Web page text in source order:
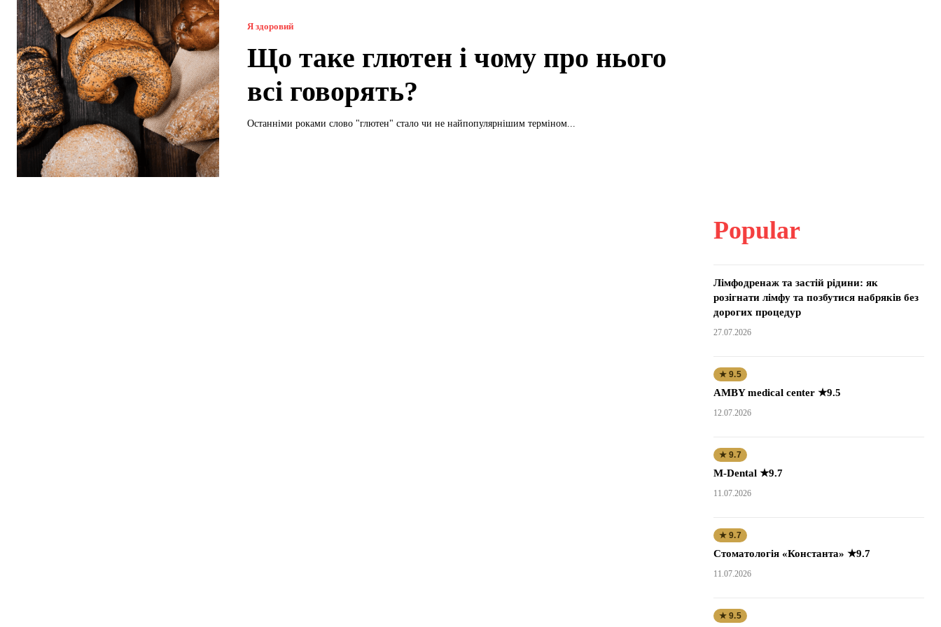
Я здоровий
Що таке глютен і чому про нього
всі говорять?
Останніми роками слово "глютен" стало чи не найпопулярнішим терміном...
Popular
Лімфодренаж та застій рідини: як
розігнати лімфу та позбутися набряків без
дорогих процедур
27.07.2026
★ 9.5
AMBY medical center ★9.5
12.07.2026
★ 9.7
M-Dental ★9.7
11.07.2026
★ 9.7
Стоматологія «Константа» ★9.7
11.07.2026
★ 9.5